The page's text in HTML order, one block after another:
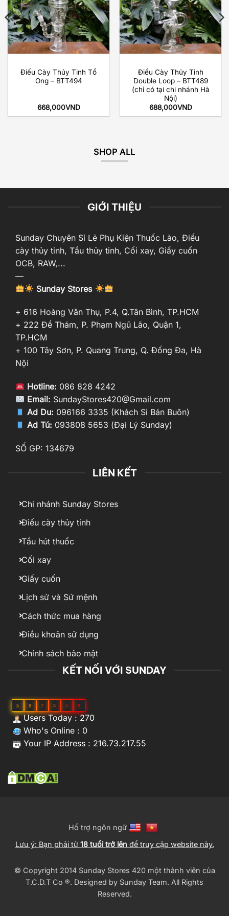
Điếu Cày Thủy Tinh Tổ
Ong – BTT494
668,000VND
Điếu Cày Thủy Tinh
Double Loop – BTT489
(chỉ có tại chi nhánh Hà
Nội)
688,000VND
SHOP ALL
GIỚI THIỆU
Sunday Chuyên Sỉ Lẻ Phụ Kiện Thuốc Lào, Điếu
cày thủy tinh, Tẩu thủy tinh, Cối xay, Giấy cuốn
OCB, RAW,...
—
Sunday Stores
+ 616 Hoàng Văn Thụ, P.4, Q.Tân Bình, TP.HCM
+ 222 Đề Thám, P. Phạm Ngũ Lão, Quận 1,
TP.HCM
+ 100 Tây Sơn, P. Quang Trung, Q. Đống Đa, Hà
Nội
Hotline: 086 828 4242
Email: SundayStores420@Gmail.com
Ad Du: 096166 3335 (Khách Sỉ Bán Buôn)
Ad Tú: 093808 5653 (Đại Lý Sunday)
SỐ GP: 134679
LIÊN KẾT
Chi nhánh Sunday Stores
Điếu cày thủy tinh
Tẩu hút thuốc
Cối xay
Giấy cuốn
Lịch sử và Sứ mệnh
Cách thức mua hàng
Điều khoản sử dụng
Chính sách bảo mật
KẾT NỐI VỚI SUNDAY
5 8 7 8 5 8
Users Today : 270
Who's Online : 0
Your IP Address : 216.73.217.55
Hổ trợ ngôn ngữ
Lưu ý: Bạn phải từ 18 tuổi trở lên để truy cập website này.
© Copyright 2014 Sunday Stores 420 một thành viên của
T.C.D.T Co ®️. Designed by Sunday Team. All Rights
Reserved.